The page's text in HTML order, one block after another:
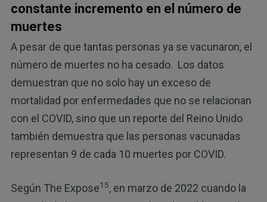
constante incremento en el número de
muertes
A pesar de que tantas personas ya se vacunaron, el
número de muertes no ha cesado. Los datos
demuestran que no solo hay un exceso de
mortalidad por enfermedades que no se relacionan
con el COVID, sino que un reporte del Reino Unido
también demuestra que las personas vacunadas
representan 9 de cada 10 muertes por COVID.
Según The Expose15, en marzo de 2022 cuando la